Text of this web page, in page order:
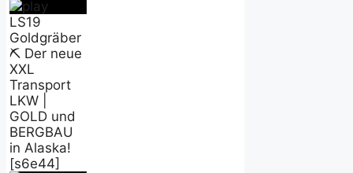
LS19
Goldgräber
⛏️ Der neue
XXL
Transport
LKW |
GOLD und
BERGBAU
in Alaska!
[s6e44]